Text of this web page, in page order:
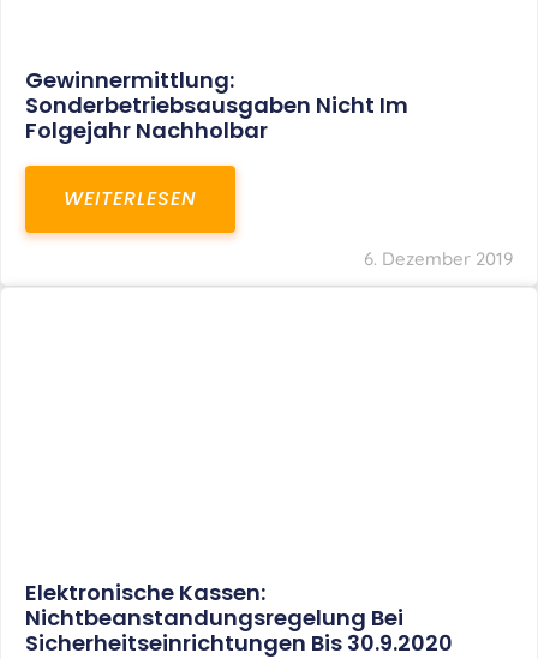
Gewinnermittlung:
Sonderbetriebsausgaben Nicht Im
Folgejahr Nachholbar
WEITERLESEN
6. Dezember 2019
Elektronische Kassen:
Nichtbeanstandungsregelung Bei
Sicherheitseinrichtungen Bis 30.9.2020